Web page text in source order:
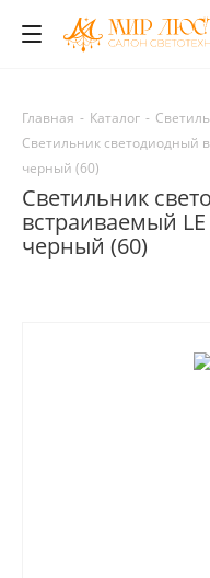
Главная - Каталог -
Светильник светодиодный
черный (60)
Светильник
встраиваемый LE
черный (60)